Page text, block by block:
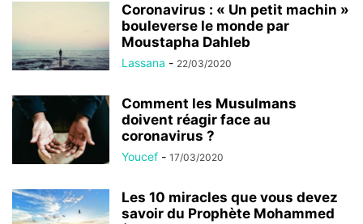
Coronavirus : « Un petit machin »
bouleverse le monde par
Moustapha Dahleb
Lassana - 22/03/2020
Comment les Musulmans
doivent réagir face au
coronavirus ?
Youcef - 17/03/2020
Les 10 miracles que vous devez
savoir du Prophète Mohammed